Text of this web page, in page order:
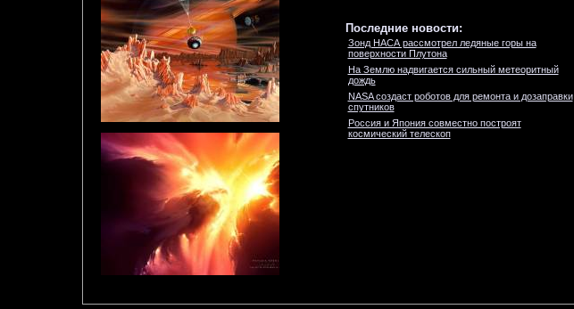
Последние новости:
Зонд НАСА рассмотрел ледяные горы на
поверхности Плутона
На Землю надвигается сильный метеоритный
дождь
NASA создаст роботов для ремонта и дозаправки
спутников
Россия и Япония совместно построят
космический телескоп